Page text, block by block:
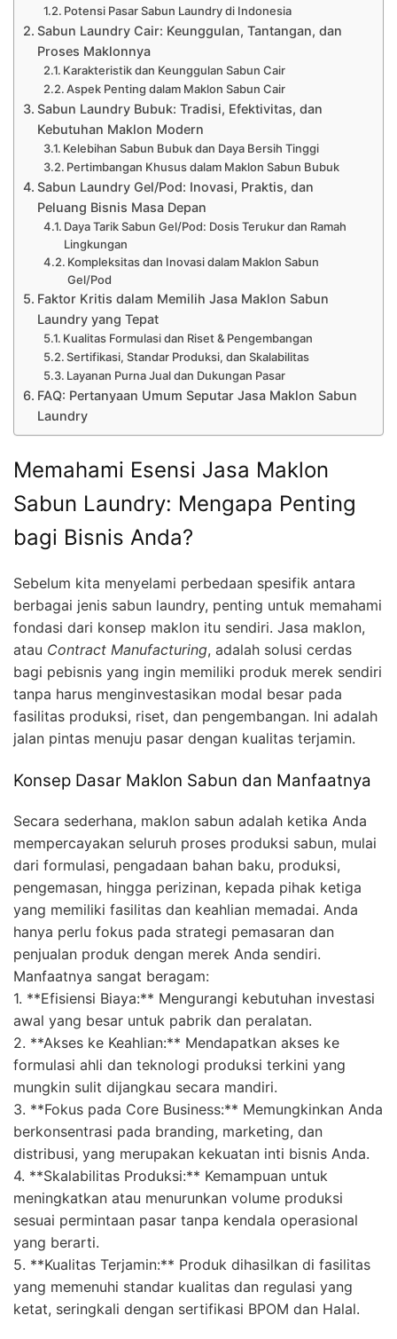
Potensi Pasar Sabun Laundry di Indonesia
Sabun Laundry Cair: Keunggulan, Tantangan, dan
Proses Maklonnya
Karakteristik dan Keunggulan Sabun Cair
Aspek Penting dalam Maklon Sabun Cair
Sabun Laundry Bubuk: Tradisi, Efektivitas, dan
Kebutuhan Maklon Modern
Kelebihan Sabun Bubuk dan Daya Bersih Tinggi
Pertimbangan Khusus dalam Maklon Sabun Bubuk
Sabun Laundry Gel/Pod: Inovasi, Praktis, dan
Peluang Bisnis Masa Depan
Daya Tarik Sabun Gel/Pod: Dosis Terukur dan Ramah
Lingkungan
Kompleksitas dan Inovasi dalam Maklon Sabun
Gel/Pod
Faktor Kritis dalam Memilih Jasa Maklon Sabun
Laundry yang Tepat
Kualitas Formulasi dan Riset & Pengembangan
Sertifikasi, Standar Produksi, dan Skalabilitas
Layanan Purna Jual dan Dukungan Pasar
FAQ: Pertanyaan Umum Seputar Jasa Maklon Sabun
Laundry
Memahami Esensi Jasa Maklon
Sabun Laundry: Mengapa Penting
bagi Bisnis Anda?
Sebelum kita menyelami perbedaan spesifik antara
berbagai jenis sabun laundry, penting untuk memahami
fondasi dari konsep maklon itu sendiri. Jasa maklon,
atau Contract Manufacturing, adalah solusi cerdas
bagi pebisnis yang ingin memiliki produk merek sendiri
tanpa harus menginvestasikan modal besar pada
fasilitas produksi, riset, dan pengembangan. Ini adalah
jalan pintas menuju pasar dengan kualitas terjamin.
Konsep Dasar Maklon Sabun dan Manfaatnya
Secara sederhana, maklon sabun adalah ketika Anda
mempercayakan seluruh proses produksi sabun, mulai
dari formulasi, pengadaan bahan baku, produksi,
pengemasan, hingga perizinan, kepada pihak ketiga
yang memiliki fasilitas dan keahlian memadai. Anda
hanya perlu fokus pada strategi pemasaran dan
penjualan produk dengan merek Anda sendiri.
Manfaatnya sangat beragam:
1. **Efisiensi Biaya:** Mengurangi kebutuhan investasi
awal yang besar untuk pabrik dan peralatan.
2. **Akses ke Keahlian:** Mendapatkan akses ke
formulasi ahli dan teknologi produksi terkini yang
mungkin sulit dijangkau secara mandiri.
3. **Fokus pada Core Business:** Memungkinkan Anda
berkonsentrasi pada branding, marketing, dan
distribusi, yang merupakan kekuatan inti bisnis Anda.
4. **Skalabilitas Produksi:** Kemampuan untuk
meningkatkan atau menurunkan volume produksi
sesuai permintaan pasar tanpa kendala operasional
yang berarti.
5. **Kualitas Terjamin:** Produk dihasilkan di fasilitas
yang memenuhi standar kualitas dan regulasi yang
ketat, seringkali dengan sertifikasi BPOM dan Halal.